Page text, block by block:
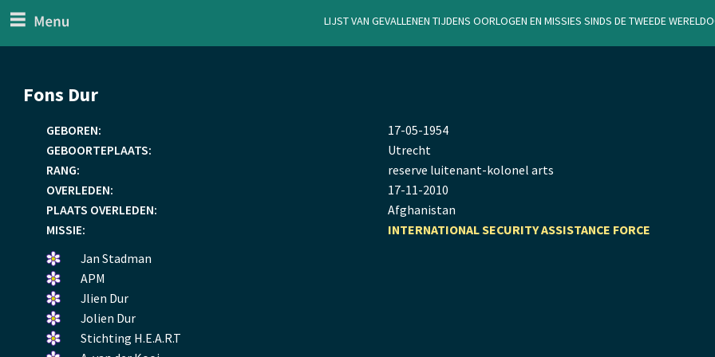
Lijst van gevallenen tijdens oorlogen en missies sinds de Tweede
Generaal
Fons Dur
GEBOREN: 17-05-1954
GEBOORTEPLAATS:
Utrecht
RANG:
reserve luitenant-kolonel arts
OVERLEDEN:
17-11-2010
PLAATS OVERLEDEN:
Afghanistan
MISSIE:
INTERNATIONAL SECURITY ASSISTANCE FORCE
Een
bloemetje
gelegd.
Jan Stadman
Een
bloemetje
gelegd.
APM
Een
bloemetje
gelegd.
Jlien Dur
Een
bloemetje
Jolien Dur
Een
Stichting H.E.A.R.T